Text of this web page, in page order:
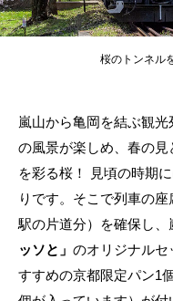
桜のトンネル
嵐山から亀岡を結ぶ観光
の風景が楽しめ、春の
を彩る桜！ 見頃の時期
りです。そこで列車の
駅の片道分）を確保し、
ッソと」のオリジナルセ
すすめの京都限定パン1